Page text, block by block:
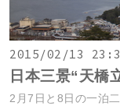
2015/02/13
日本三景“天橋
2月7日と8日の一泊